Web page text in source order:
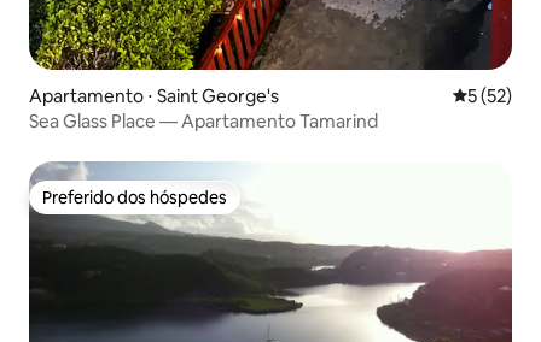
Apartamento ⋅ Saint George's 5 de uma
5 (52)
Sea Glass Place — Apartamento Tamarind
Preferido dos hóspedes
Preferido dos hóspedes